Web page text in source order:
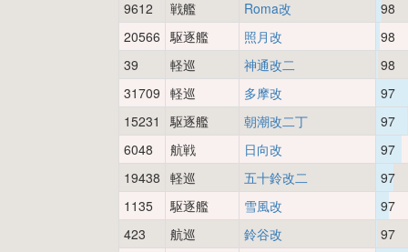
9612
戦艦 Roma改
98
20566 駆逐艦 照月改
98
39
軽巡 神通改二
98
31709 軽巡 多摩改
97
15231
駆逐艦 朝潮改二丁
97
6048
航戦 日向改
97
19438 軽巡 五十鈴改二
97
1135
駆逐艦 雪風改
97
423
航巡 鈴谷改
97